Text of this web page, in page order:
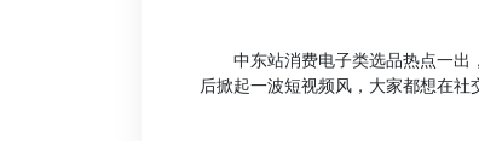
中东站消费电子类选品热点一出
后掀起一波短视频风，大家都想在社